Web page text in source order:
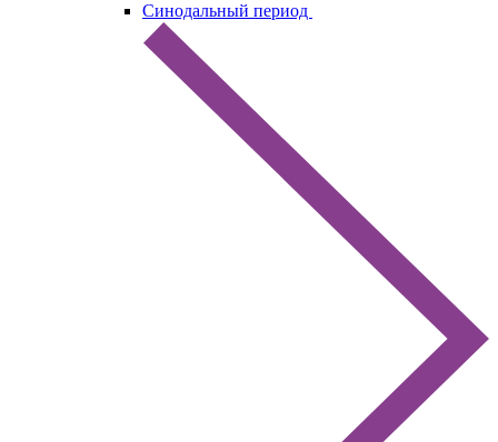
Синодальный период